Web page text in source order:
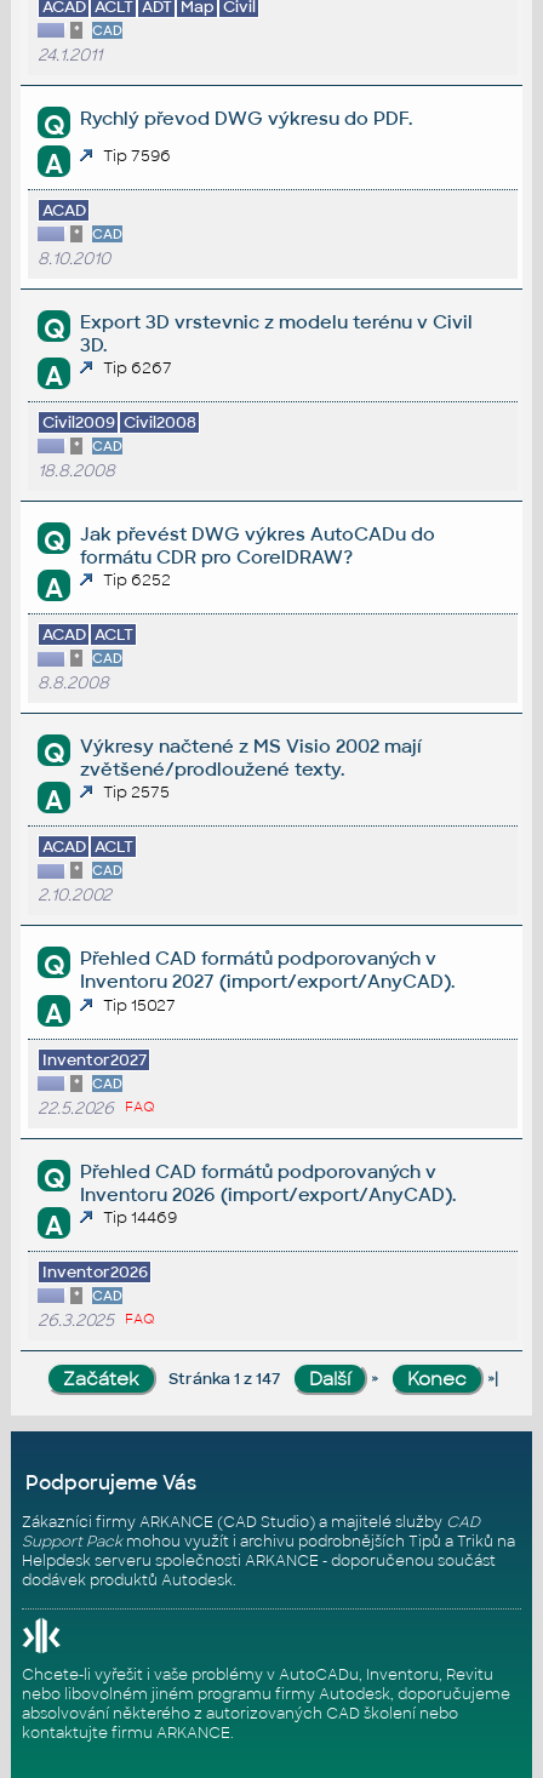
ACAD ACLT ADT Map Civil
* CAD
24.1.2011
Q Rychlý převod DWG výkresu do PDF.
A Tip 7596
ACAD
* CAD
8.10.2010
Q
Export 3D vrstevnic z modelu terénu v Civil
3D.
A Tip 6267
Civil2009 Civil2008
* CAD
18.8.2008
Q
Jak převést DWG výkres AutoCADu do
formátu CDR pro CorelDRAW?
A Tip 6252
ACAD ACLT
* CAD
8.8.2008
Q
Výkresy načtené z MS Visio 2002 mají
zvětšené/prodloužené texty.
A Tip 2575
ACAD ACLT
* CAD
2.10.2002
Q
Přehled CAD formátů podporovaných v
Inventoru 2027 (import/export/AnyCAD).
A Tip 15027
Inventor2027
* CAD
22.5.2026 FAQ
Q
Přehled CAD formátů podporovaných v
Inventoru 2026 (import/export/AnyCAD).
A Tip 14469
Inventor2026
* CAD
26.3.2025 FAQ
Stránka 1 z 147 » »|
Podporujeme Vás
Zákazníci firmy ARKANCE (CAD Studio) a majitelé služby CAD
Support Packmohou využít i archivu podrobnějších Tipů a Triků na
Helpdesk serveru společnosti ARKANCE - doporučenou součást
dodávek produktů Autodesk.
Chcete-li vyřešit i vaše problémy v AutoCADu, Inventoru, Revitu
nebo libovolném jiném programu firmy Autodesk, doporučujeme
absolvování některého z autorizovaných CAD školenínebo
kontaktujte firmu ARKANCE.